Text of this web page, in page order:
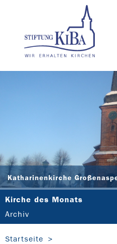
Katharinenkirche
Kirche des Monats
Archiv
Startseite